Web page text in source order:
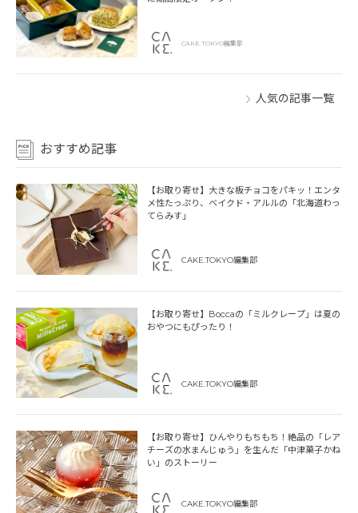
CAKE.TOKYO編集部
人気の記事一覧
おすすめ記事
【お取り寄せ】大きな板チョコをパキッ！エンタ
メ性たっぷり、ベイクド・アルルの「北海道わっ
てらみす」
CAKE.TOKYO編集部
【お取り寄せ】Boccaの「ミルクレープ」は夏の
おやつにもぴったり！
CAKE.TOKYO編集部
【お取り寄せ】ひんやりもちもち！絶品の「レア
チーズの水まんじゅう」を生んだ「中津菓子かね
い」のストーリー
CAKE.TOKYO編集部